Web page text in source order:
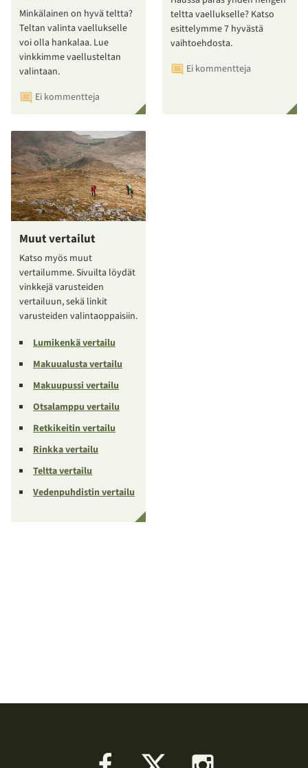
Minkälainen on hyvä teltta?
Teltan valinta vaellukselle
voi olla hankalaa. Lue
vinkkimme vaellusteltan
valintaan.
Ei kommentteja
teltta vaellukselle? Katso
esittelymme 7 hyvästä
vaihtoehdosta.
Ei kommentteja
Muut vertailut
Katso myös muut
vertailumme. Sivuilta löydät
vinkkejä varusteiden
vertailuun, sekä linkit
varusteiden valintaoppaisiin.
Lumikenkä vertailu
Makuualusta vertailu
Makuupussi vertailu
Otsalamppu vertailu
Retkikeitin vertailu
Rinkka vertailu
Teltta vertailu
Vedenpuhdistin vertailu
Facebook